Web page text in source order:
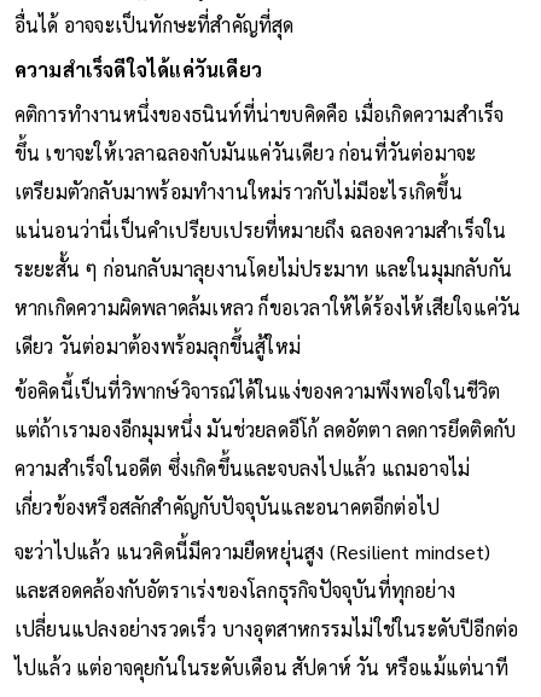
อื่นได้ อาจจะเป็นทักษะที่สำคัญที่สุด
ความสำเร็จดีใจได้แค่วันเดียว
คติการทำงานหนึ่งของธนินท์ที่น่าขบคิดคือ เมื่อเกิดความสำเร็จ
ขึ้น เขาจะให้เวลาฉลองกับมันแค่วันเดียว ก่อนที่วันต่อมาจะ
เตรียมตัวกลับมาพร้อมทำงานใหม่ราวกับไม่มีอะไรเกิดขึ้น
แน่นอนว่านี่เป็นคำเปรียบเปรยที่หมายถึง ฉลองความสำเร็จใน
ระยะสั้น ๆ ก่อนกลับมาลุยงานโดยไม่ประมาท และในมุมกลับกัน
หากเกิดความผิดพลาดล้มเหลว ก็ขอเวลาให้ได้ร้องไห้เสียใจแค่วัน
เดียว วันต่อมาต้องพร้อมลุกขึ้นสู้ใหม่
ข้อคิดนี้เป็นที่วิพากษ์วิจารณ์ได้ในแง่ของความพึงพอใจในชีวิต
แต่ถ้าเรามองอีกมุมหนึ่ง มันช่วยลดอีโก้ ลดอัตตา ลดการยึดติดกับ
ความสำเร็จในอดีต ซึ่งเกิดขึ้นและจบลงไปแล้ว แถมอาจไม่
เกี่ยวข้องหรือสลักสำคัญกับปัจจุบันและอนาคตอีกต่อไป
จะว่าไปแล้ว แนวคิดนี้มีความยืดหยุ่นสูง (Resilient mindset)
และสอดคล้องกับอัตราเร่งของโลกธุรกิจปัจจุบันที่ทุกอย่าง
เปลี่ยนแปลงอย่างรวดเร็ว บางอุตสาหกรรมไม่ใช่ในระดับปีอีกต่อ
ไปแล้ว แต่อาจคุยกันในระดับเดือน สัปดาห์ วัน หรือแม้แต่นาที